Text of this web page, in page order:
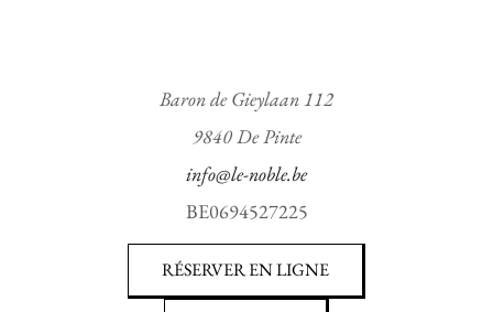
Baron de Gieylaan 112
9840 De Pinte
info@le-noble.be
BE0694527225
RÉSERVER EN LIGNE